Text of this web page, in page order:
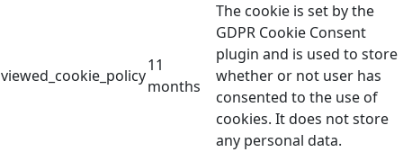
viewed_cookie_policy
11
months
The cookie is set by the
GDPR Cookie Consent
plugin and is used to store
whether or not user has
consented to the use of
cookies. It does not store
any personal data.